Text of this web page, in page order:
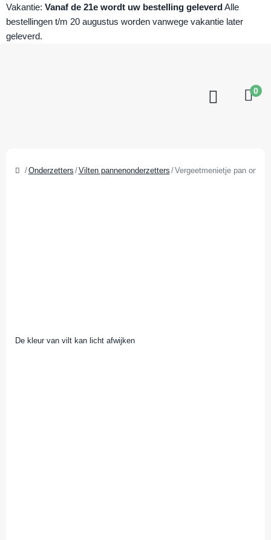
Vakantie: Vanaf de 21e wordt uw bestelling geleverdAlle
bestellingen t/m 20 augustus worden vanwege vakantie later
geleverd.
0
Onderzetters Vilten pannenonderzetters Vergeetmenietje pan
De kleur van vilt kan licht afwijken